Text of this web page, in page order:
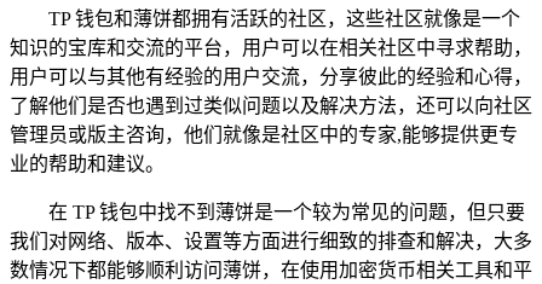
TP 钱包和薄饼都拥有活跃的社区，这些社区就像是一个
知识的宝库和交流的平台，用户可以在相关社区中寻求帮助，
用户可以与其他有经验的用户交流，分享彼此的经验和心得，
了解他们是否也遇到过类似问题以及解决方法，还可以向社区
管理员或版主咨询，他们就像是社区中的专家,能够提供更专
业的帮助和建议。
在 TP 钱包中找不到薄饼是一个较为常见的问题，但只要
我们对网络、版本、设置等方面进行细致的排查和解决，大多
数情况下都能够顺利访问薄饼，在使用加密货币相关工具和平